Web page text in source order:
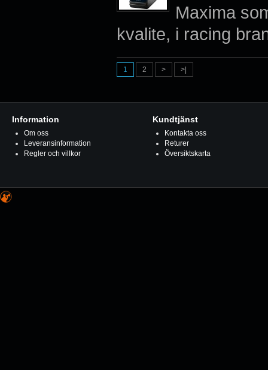
Maxima
kvalite, i racing
1 2 > >|
Information
Om oss
Leveransinformation
Regler och villkor
Kundtjänst
Kontakta oss
Returer
Översiktskarta